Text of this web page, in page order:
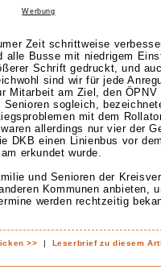
Werbung
Zeit schrittweise
alle Busse mit niedrigem
Schrift gedruckt, und
sind wir für jede
Mitarbeit am Ziel, den ÖPNV
sogleich,
mit dem
allerdings nur vier der
DKB einen Linienbus vor
erkundet wurde.
und Senioren der
Kommunen anbieten,
werden rechtzeitig
>> | Leserbrief zu diesem